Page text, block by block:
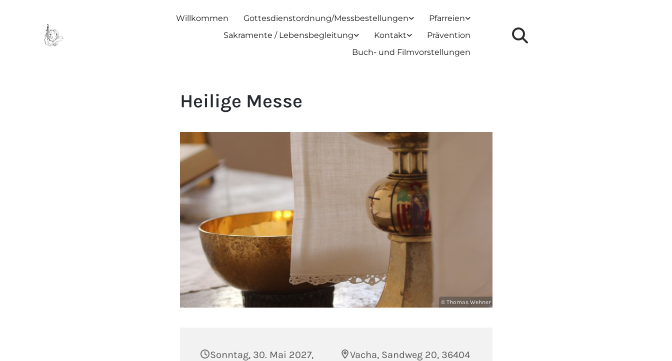
Willkommen Gottesdienstordnung/Messbestellungen
Pfarreien
Sakramente / Lebensbegleitung
Kontakt
Prävention
Buch- und Filmvorstellungen
Heilige Messe
© Thomas Wehner
Sonntag, 30. Mai 2027,
Vacha, Sandweg 20, 36404